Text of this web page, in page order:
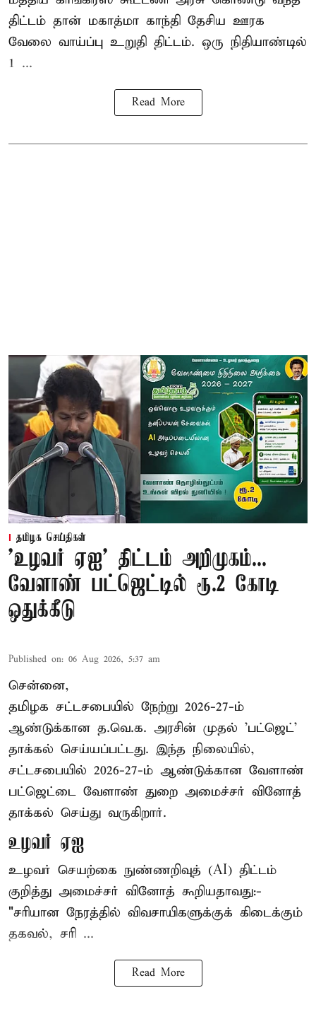
திட்டம் தான் மகாத்மா காந்தி தேசிய ஊரக
வேலை வாய்ப்பு உறுதி திட்டம். ஒரு நிதியாண்டில்
1 ...
Read More
தமிழக செய்திகள்
'உழவர் ஏஐ' திட்டம் அறிமுகம்...
வேளாண் பட்ஜெட்டில் ரூ.2 கோடி
ஒதுக்கீடு
Published on: 06 Aug 2026, 5:37 am
சென்னை,
தமிழக சட்டசபையில் நேற்று 2026-27-ம்
ஆண்டுக்கான த.வெ.க. அரசின் முதல் 'பட்ஜெட்'
தாக்கல் செய்யப்பட்டது. இந்த நிலையில்,
சட்டசபையில் 2026-27-ம் ஆண்டுக்கான வேளாண்
பட்ஜெட்டை வேளாண் துறை அமைச்சர் வினோத்
தாக்கல் செய்து வருகிறார்.
உழவர் ஏஐ
உழவர் செயற்கை நுண்ணறிவுத் (AI) திட்டம்
குறித்து அமைச்சர் வினோத் கூறியதாவது:-
"சரியான நேரத்தில் விவசாயிகளுக்குக் கிடைக்கும்
தகவல், சரி ...
Read More